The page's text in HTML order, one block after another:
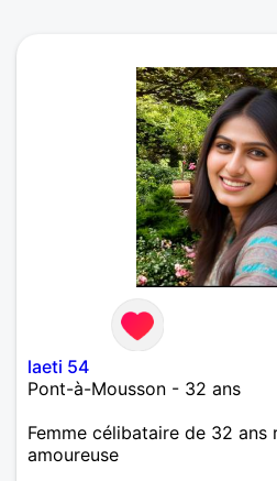
laeti 54
Pont-à-Mousson - 32 ans
Femme célibataire de 32 ans
amoureuse